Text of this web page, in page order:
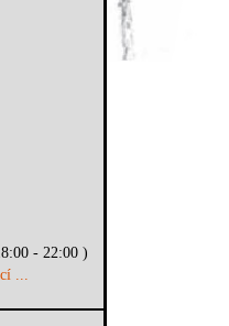
- 22:00 )
...